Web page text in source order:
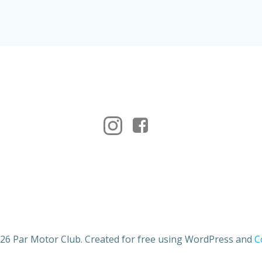
Par Motor Club. Created for free using WordPress and